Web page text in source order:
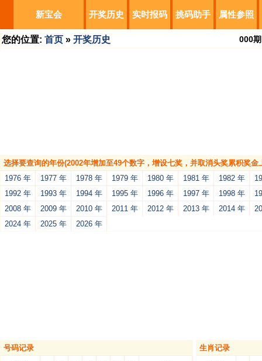
新宝会 开奖历史 实时报码 挑码助手 属性参照
您的位置: 首页 » 开奖历史 000期
选择要查询的年份(2002年增加至49个数字，增设七奖，并取消头奖累积奖
1976 年
1977 年 1978 年 1979 年 1980 年 1981 年 1982 年
1992 年
1993 年 1994 年 1995 年 1996 年 1997 年 1998 年
2008 年
2009 年 2010 年 2011 年 2012 年 2013 年 2014 年
2024 年
2025 年 2026 年
号码记录 生肖记录